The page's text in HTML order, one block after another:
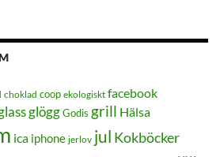
choklad coop ekologiskt facebook
glöggGodis grill Hälsa
ica iphone jerlov jul Kokböcker